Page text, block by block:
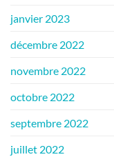
janvier 2023
décembre 2022
novembre 2022
octobre 2022
septembre 2022
juillet 2022